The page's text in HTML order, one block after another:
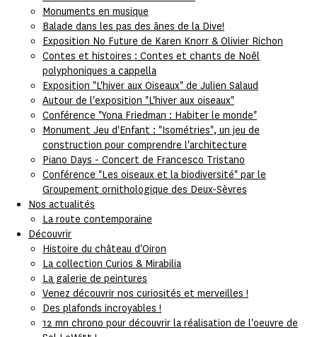
Monuments en musique
Balade dans les pas des ânes de la Dive!
Exposition No Future de Karen Knorr & Olivier Richon
Contes et histoires : Contes et chants de Noêl
polyphoniques a cappella
Exposition "L'hiver aux Oiseaux" de Julien Salaud
Autour de l'exposition "L'hiver aux oiseaux"
Conférence "Yona Friedman : Habiter le monde"
Monument Jeu d'Enfant : "Isométries", un jeu de
construction pour comprendre l'architecture
Piano Days - Concert de Francesco Tristano
Conférence "Les oiseaux et la biodiversité" par le
Groupement ornithologique des Deux-Sèvres
Nos actualités
La route contemporaine
Découvrir
Histoire du château d'Oiron
La collection Curios & Mirabilia
La galerie de peintures
Venez découvrir nos curiosités et merveilles !
Des plafonds incroyables !
12 mn chrono pour découvrir la réalisation de l'oeuvre de